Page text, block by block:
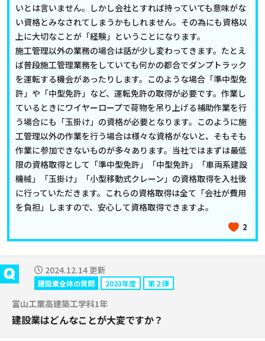
いとは言いません。しかし会社とすれば持っていても意味がな
い資格とみなされてしまうかもしれません。その為にも資格以
上に大切なことが「経験」ということになります。
施工管理以外の業務の場合は話が少し変わってきます。たとえ
ば普段施工管理業務をしていても何かの都合でダンプトラック
を運転する機会があったりします。このような場合「準中型免
許」や「中型免許」など、運転免許の取得が必要です。作業し
ているときにワイヤーロープで荷物を吊り上げる補助作業を行
う場合にも「玉掛け」の資格が必要となります。このように施
工管理以外の作業を行う場合は様々な資格がないと、そもそも
作業に参加できないものが多々あります。当社ではまずは最低
限の資格取得として「準中型免許」「中型免許」「車両系建設
機械」「玉掛け」「小型移動式クレーン」の資格取得を入社後
に行っていただきます。これらの資格取得は全て「会社が費用
を負担」しますので、安心して資格取得できますよ。
2
2024.12.14 更新
建設業全体の質問 2023年度 第２弾
富山工業高建築工学科1年
建設業はどんなことが大変ですか？